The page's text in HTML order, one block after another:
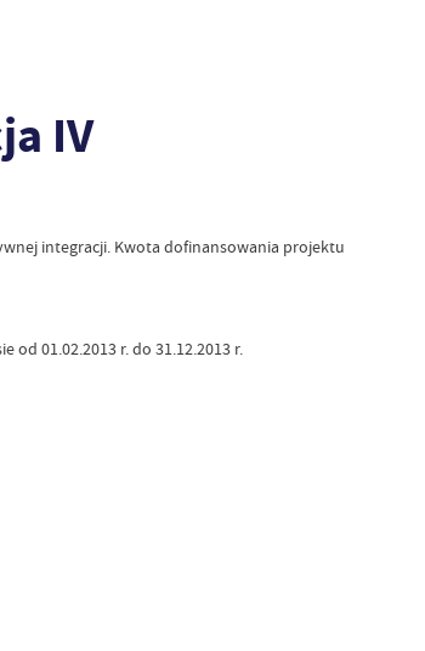
IV
integracji. Kwota dofinansowania projektu
01.02.2013 r. do 31.12.2013 r.